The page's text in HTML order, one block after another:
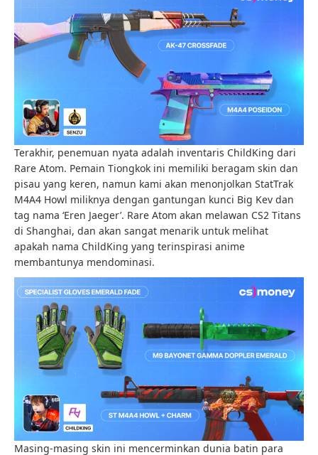
Terakhir, penemuan nyata adalah inventaris ChildKing dari
Rare Atom. Pemain Tiongkok ini memiliki beragam skin dan
pisau yang keren, namun kami akan menonjolkan StatTrak
M4A4 Howl miliknya dengan gantungan kunci Big Kev dan
tag nama ‘Eren Jaeger’. Rare Atom akan melawan CS2 Titans
di Shanghai, dan akan sangat menarik untuk melihat
apakah nama ChildKing yang terinspirasi anime
membantunya mendominasi.
Masing-masing skin ini mencerminkan dunia batin para